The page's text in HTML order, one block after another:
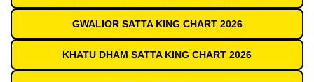
GWALIOR SATTA KING CHART 2026
KHATU DHAM SATTA KING CHART 2026